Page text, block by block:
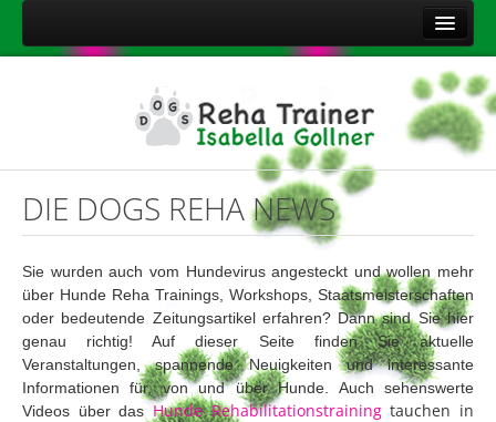
Kontakt
Sitemap
Impressum
Datenschutzerklärung
Onlineshop Nahrungsergänzungsmittel
DIE DOGS REHA NEWS
Sie wurden auch vom Hundevirus angesteckt und wollen mehr
über Hunde Reha Trainings, Workshops, Staatsmeisterschaften
oder bedeutende Zeitungsartikel erfahren? Dann sind Sie hier
genau richtig! Auf dieser Seite finden Sie aktuelle
Veranstaltungen, spannende Neuigkeiten und interessante
Informationen für, von und über Hunde. Auch sehenswerte
Videos über das Hunde Rehabilitationstrainingtauchen in